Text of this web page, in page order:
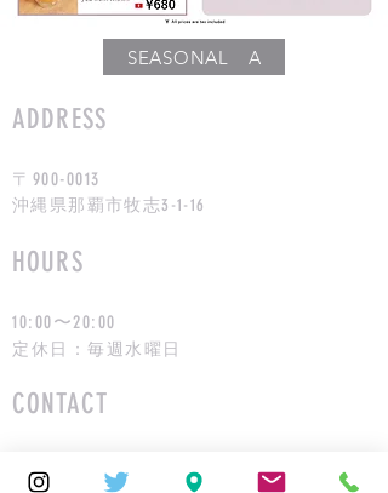
SEASONAL A
ADDRESS
〒900-0013
沖縄県那覇市牧志3-1-16
HOURS
10:00〜20:00
定休日：毎週水曜日
CONTACT